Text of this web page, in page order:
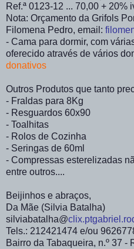
Ref.ª 0123-12 ... 70,00 + 20%
Nota: Orçamento da Grifols
Filomena Pedro, email:
- Cama para dormir, com
oferecido através de vários
donativos
Outros Produtos que tanto
- Fraldas para 8Kg
- Resguardos 60x90
- Toalhitas
- Rolos de Cozinha
- Seringas de 60ml
- Compressas esterelizadas
entre outros....
Beijinhos e abraços,
Da Mãe (Silvia Batalha)
silviabatalha@clix.pt
Tels.: 212421474 e/ou
Bairro da Tabaqueira, n.º 37 -